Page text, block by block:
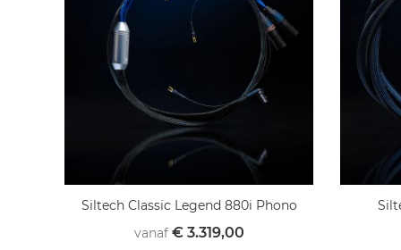
Siltech Classic Legend 880i Phono
vanaf € 3.319,00